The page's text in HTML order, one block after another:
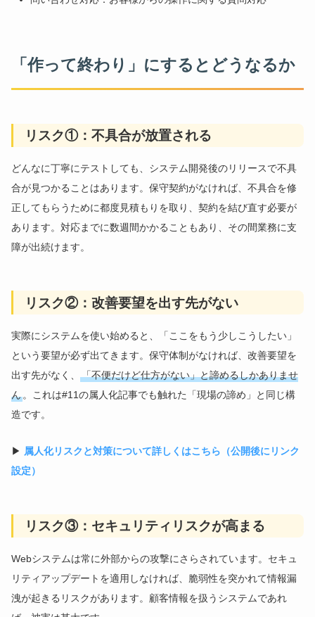
「作って終わり」にするとどうなるか
リスク①：不具合が放置される
どんなに丁寧にテストしても、システム開発後のリリースで不具
合が見つかることはあります。保守契約がなければ、不具合を修
正してもらうために都度見積もりを取り、契約を結び直す必要が
あります。対応までに数週間かかることもあり、その間業務に支
障が出続けます。
リスク②：改善要望を出す先がない
実際にシステムを使い始めると、「ここをもう少しこうしたい」
という要望が必ず出てきます。保守体制がなければ、改善要望を
出す先がなく、「不便だけど仕方がない」と諦めるしかありませ
ん 。これは#11の属人化記事でも触れた「現場の諦め」と同じ構
造です。
▶ 属人化リスクと対策について詳しくはこちら（公開後にリンク
設定）
リスク③：セキュリティリスクが高まる
Webシステムは常に外部からの攻撃にさらされています。セキュ
リティアップデートを適用しなければ、脆弱性を突かれて情報漏
洩が起きるリスクがあります。顧客情報を扱うシステムであれ